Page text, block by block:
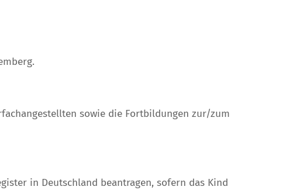
sowie die Fortbildungen zur/zum
in Deutschland beantragen, sofern das Kind